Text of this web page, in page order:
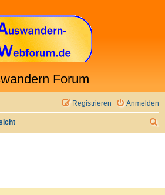
Forum
Anmelden
Registrieren